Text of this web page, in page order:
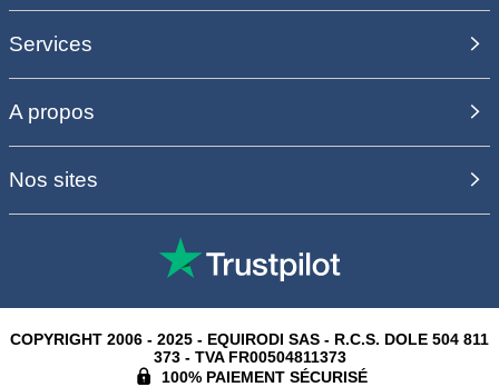
Services
A propos
Nos sites
COPYRIGHT 2006 - 2025 - EQUIRODI SAS - R.C.S. DOLE 504 811
373 - TVA FR00504811373
100% PAIEMENT SÉCURISÉ